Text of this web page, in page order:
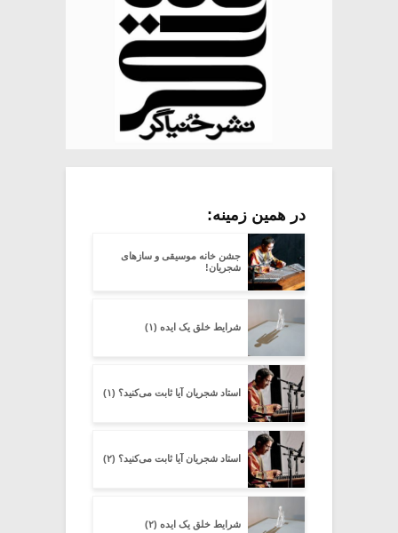
در همین زمینه:
جشن خانه موسیقی و سازهای
شجریان!
شرایط خلق یک ایده (۱)
استاد شجریان آیا ثابت می‌کنید؟ (۱)
استاد شجریان آیا ثابت می‌کنید؟ (۲)
شرایط خلق یک ایده (۲)